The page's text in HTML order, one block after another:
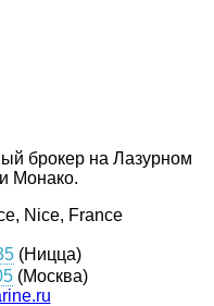
брокер на Лазурном
Монако.
Nice, France
(Ницца)
(Москва)